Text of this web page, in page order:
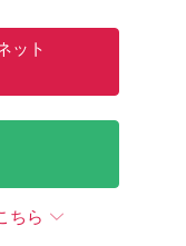
［STF190］
ット
ちら